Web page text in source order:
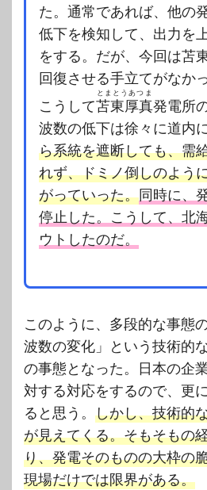
た。通常であれば、他の
低下を検知して、出力を
をする。だが、今回は苫
回復させる手立てがなかっ
こうして苫東厚真
とまとうあつま
発電所
波数の低下は徐々に道内
ら系統を遮断しても、需
れず、ドミノ倒しのよう
がっていった。同時に、
停止した。こうして、北
ウトしたのだ。
このように、多段的な事態
波数の変化」という技術的
の事態となった。日本の企
対する対応をするので、更
ると思う。 しかし、技術的
が見えてくる。そもそもの
り、発電そのものの大枠の
現場だけでは限界がある。